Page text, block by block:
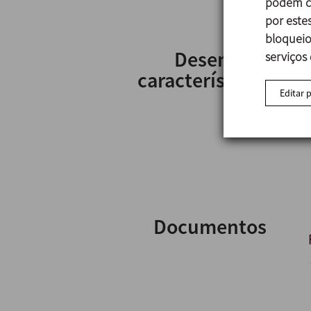
Desenho e
características
Documentos
por
Editar